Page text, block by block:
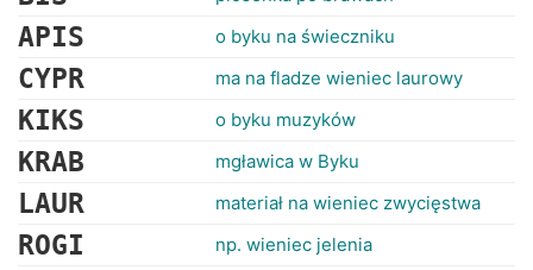
APIS o byku na świeczniku
CYPR ma na fladze wieniec laurowy
KIKS o byku muzyków
KRAB mgławica w Byku
LAUR materiał na wieniec zwycięstwa
ROGI np. wieniec jelenia